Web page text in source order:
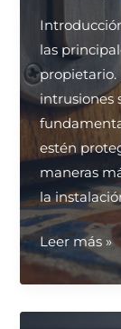
las
propietario.
intrusiones
estén
maneras
la
¿Cuál
es
el
mejor
Leer más »